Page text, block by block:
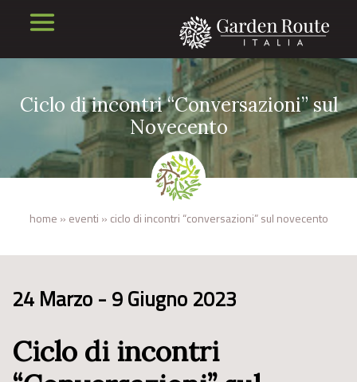
Ciclo di incontri “Conversazioni” sul
Novecento
home » eventi » ciclo di incontri “conversazioni” sul novecento
24 Marzo - 9 Giugno 2023
Ciclo di incontri